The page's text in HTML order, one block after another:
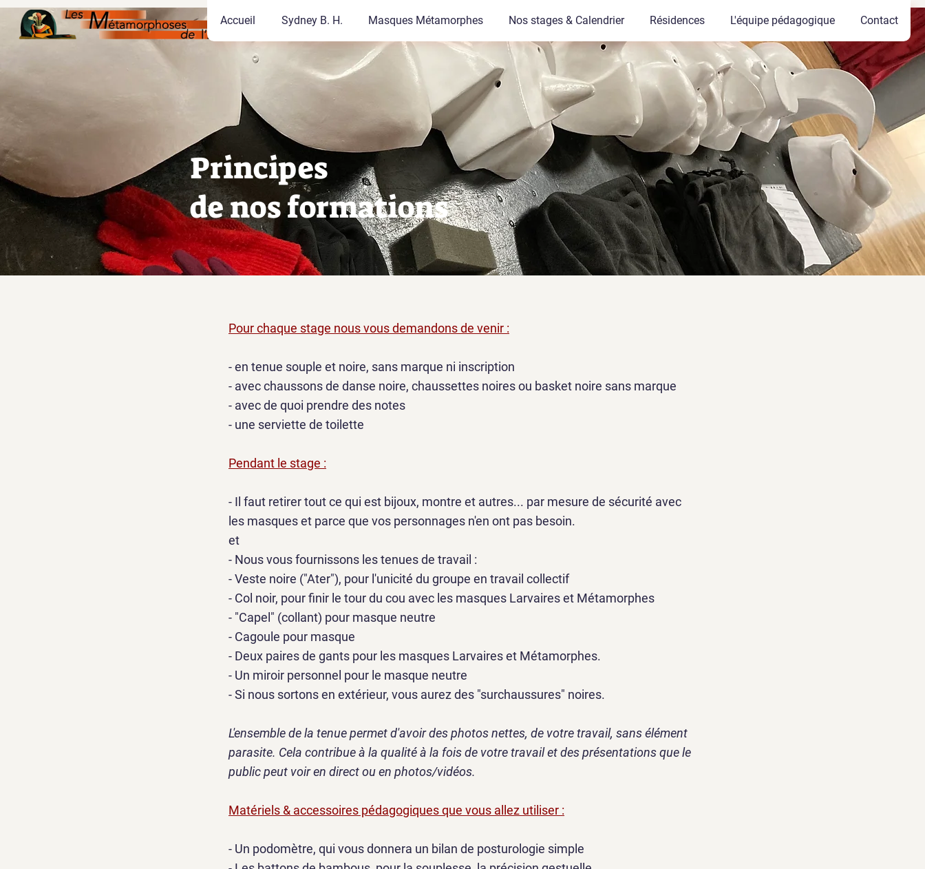
Accueil Sydney B. H. Masques Métamorphes Nos stages & Calendrier Résidences L'équipe pédagogique Contact
Principes
de nos formations
Pour chaque stage nous vous demandons de venir :
- en tenue souple et noire, sans marque ni inscription
- avec chaussons de danse noire, chaussettes noires ou basket noire sans marque
- avec de quoi prendre des notes
- une serviette de toilette
Pendant le stage :
- Il faut retirer tout ce qui est bijoux, montre et autres... par mesure de sécurité avec
les masques et parce que vos personnages n'en ont pas besoin.
et
- Nous vous fournissons les tenues de travail :
- Veste noire ("Ater"), pour l'unicité du groupe en travail collectif
- Col noir, pour finir le tour du cou avec les masques Larvaires et Métamorphes
- "Capel" (collant) pour masque neutre
- Cagoule pour masque
- Deux paires de gants pour les masques Larvaires et Métamorphes.
- Un miroir personnel pour le masque neutre
- Si nous sortons en extérieur, vous aurez des "surchaussures" noires.
L'ensemble de la tenue permet d'avoir des photos nettes, de votre travail, sans élément
parasite. Cela contribue à la qualité à la fois de votre travail et des présentations que le
public peut voir en direct ou en photos/vidéos.
Matériels & accessoires pédagogiques que vous allez utiliser :
- Un podomètre, qui vous donnera un bilan de posturologie simple